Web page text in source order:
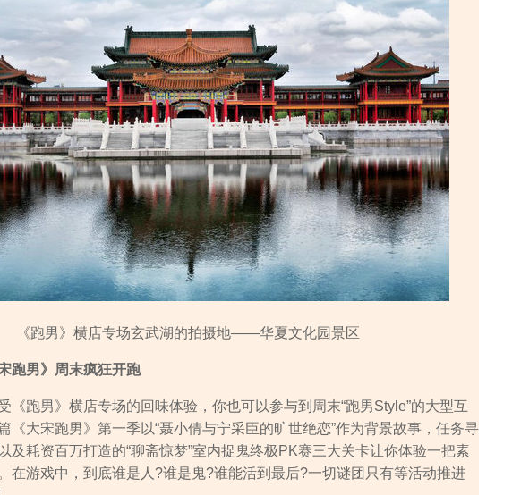
《跑男》横店专场玄武湖的拍摄地——华夏文化园景区
男》周末疯狂开跑
跑男》横店专场的回味体验，你也可以参与到周末“跑男Style”的大型互
《大宋跑男》第一季以“聂小倩与宁采臣的旷世绝恋”作为背景故事，任务寻
及耗资百万打造的“聊斋惊梦”室内捉鬼终极PK赛三大关卡让你体验一把素
在游戏中，到底谁是人?谁是鬼?谁能活到最后?一切谜团只有等活动推进